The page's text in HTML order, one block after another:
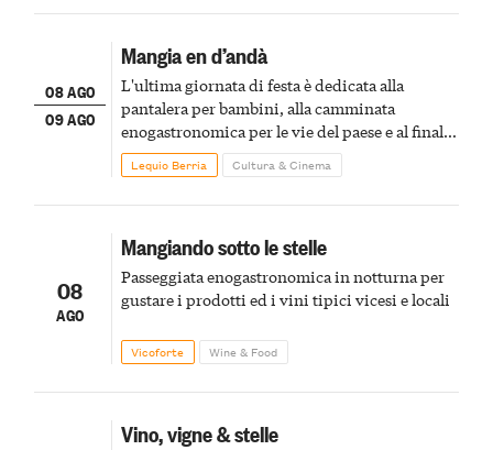
08 AGO
09 AGO
Mangia en d’andà
L'ultima giornata di festa è dedicata alla
pantalera per bambini, alla camminata
enogastronomica per le vie del paese e al finale
pirotecnico
Lequio Berria Cultura & Cinema
08
AGO
Mangiando sotto le stelle
Passeggiata enogastronomica in notturna per
gustare i prodotti ed i vini tipici vicesi e locali
Vicoforte Wine & Food
Vino, vigne & stelle